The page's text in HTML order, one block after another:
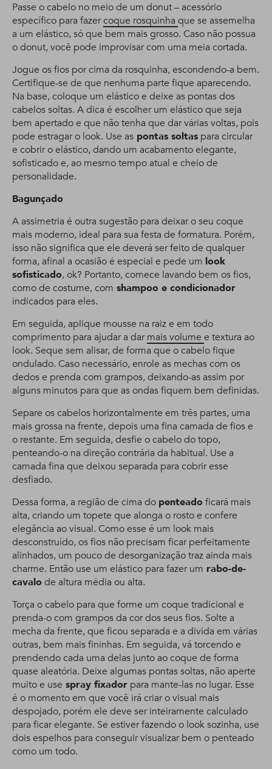
Passe o cabelo no meio de um donut – acessório
específico para fazercoque rosquinha que se assemelha
a um elástico, só que bem mais grosso. Caso não possua
o donut, você pode improvisar com uma meia cortada.
Jogue os fios por cima da rosquinha, escondendo-a bem.
Certifique-se de que nenhuma parte fique aparecendo.
Na base, coloque um elástico e deixe as pontas dos
cabelos soltas. A dica é escolher um elástico que seja
bem apertado e que não tenha que dar várias voltas, pois
pode estragar o look. Use as pontas soltas para circular
e cobrir o elástico, dando um acabamento elegante,
sofisticado e, ao mesmo tempo atual e cheio de
personalidade.
Bagunçado
A assimetria é outra sugestão para deixar o seu coque
mais moderno, ideal para sua festa de formatura. Porém,
isso não significa que ele deverá ser feito de qualquer
forma, afinal a ocasião é especial e pede um look
sofisticado, ok? Portanto, comece lavando bem os fios,
como de costume, com shampoo e condicionador
indicados para eles.
Em seguida, aplique mousse na raiz e em todo
comprimento para ajudar a darmais volume e textura ao
look. Seque sem alisar, de forma que o cabelo fique
ondulado. Caso necessário, enrole as mechas com os
dedos e prenda com grampos, deixando-as assim por
alguns minutos para que as ondas fiquem bem definidas.
Separe os cabelos horizontalmente em três partes, uma
mais grossa na frente, depois uma fina camada de fios e
o restante. Em seguida, desfie o cabelo do topo,
penteando-o na direção contrária da habitual. Use a
camada fina que deixou separada para cobrir esse
desfiado.
Dessa forma, a região de cima do penteado ficará mais
alta, criando um topete que alonga o rosto e confere
elegância ao visual. Como esse é um look mais
desconstruído, os fios não precisam ficar perfeitamente
alinhados, um pouco de desorganização traz ainda mais
charme. Então use um elástico para fazer um rabo-de-
cavalo de altura média ou alta.
Torça o cabelo para que forme um coque tradicional e
prenda-o com grampos da cor dos seus fios. Solte a
mecha da frente, que ficou separada e a divida em várias
outras, bem mais fininhas. Em seguida, vá torcendo e
prendendo cada uma delas junto ao coque de forma
quase aleatória. Deixe algumas pontas soltas, não aperte
muito e use spray fixador para mante-las no lugar. Esse
é o momento em que você irá criar o visual mais
despojado, porém ele deve ser inteiramente calculado
para ficar elegante. Se estiver fazendo o look sozinha, use
dois espelhos para conseguir visualizar bem o penteado
como um todo.